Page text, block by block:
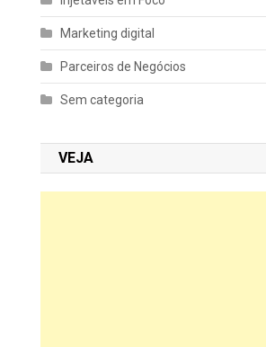
Marketing digital
Parceiros de Negócios
Sem categoria
VEJA